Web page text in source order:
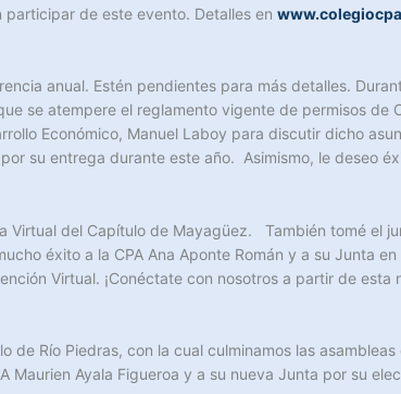
de este evento. Detalles en
anual. Estén pendientes para más detalles.
se atempere el reglamento vigente de permisos de
Económico, Manuel Laboy para discutir dicho
su entrega durante este año. Asimismo, le deseo
del Capítulo de Mayagüez. También tomé el
éxito a la CPA Ana Aponte Román y a su Junta
Virtual. ¡Conéctate con nosotros a partir de esta
Río Piedras, con la cual culminamos las
Ayala Figueroa y a su nueva Junta por su